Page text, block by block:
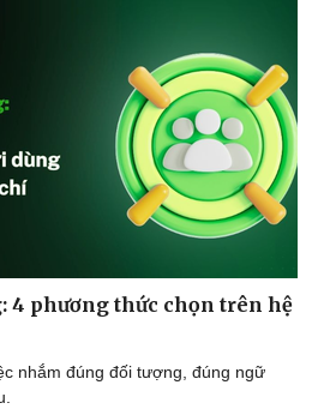
4 phương thức chọn trên hệ
nhắm đúng đối tượng, đúng ngữ